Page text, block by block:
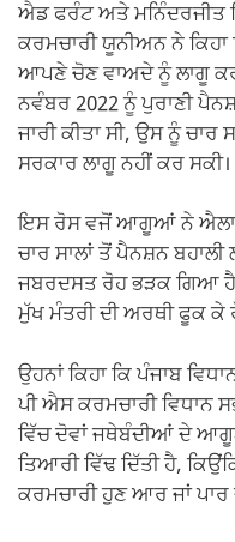
ਐਡ ਫਰੰਟ ਅਤੇ ਮਨਿੰਦਰਜੀਤ
ਕਰਮਚਾਰੀ ਯੂਨੀਅਨ ਨੇ ਕਿਹਾ
ਆਪਣੇ ਚੋਣ ਵਾਅਦੇ ਨੂੰ ਲਾਗੂ
ਨਵੰਬਰ 2022 ਨੂੰ ਪੁਰਾਣੀ
ਜਾਰੀ ਕੀਤਾ ਸੀ, ਉਸ ਨੂੰ ਚਾਰ
ਸਰਕਾਰ ਲਾਗੂ ਨਹੀਂ ਕਰ ਸਕੀ।
ਇਸ ਰੋਸ ਵਜੋਂ ਆਗੂਆਂ ਨੇ ਐਲਾਨ
ਚਾਰ ਸਾਲਾਂ ਤੋਂ ਪੈਨਸ਼ਨ ਬਹਾਲੀ
ਜਬਰਦਸਤ ਰੋਹ ਭੜਕ ਗਿਆ
ਮੁੱਖ ਮੰਤਰੀ ਦੀ ਅਰਥੀ ਫੂਕ ਕੇ
ਉਹਨਾਂ ਕਿਹਾ ਕਿ ਪੰਜਾਬ
ਪੀ ਐਸ ਕਰਮਚਾਰੀ ਵਿਧਾਨ
ਵਿੱਚ ਦੋਵਾਂ ਜਥੇਬੰਦੀਆਂ ਦੇ
ਤਿਆਰੀ ਵਿੱਢ ਦਿੱਤੀ ਹੈ,
ਕਰਮਚਾਰੀ ਹੁਣ ਆਰ ਜਾਂ